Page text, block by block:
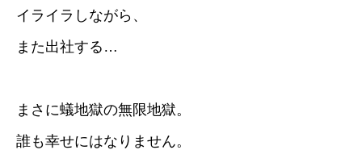
イライラしながら、
また出社する…
まさに蟻地獄の無限地獄。
誰も幸せにはなりません。